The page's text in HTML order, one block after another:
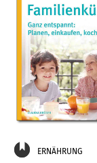
ERNÄHRUNG